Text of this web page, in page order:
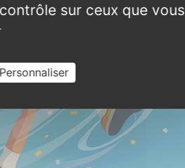
sur ceux que vous
Personnaliser